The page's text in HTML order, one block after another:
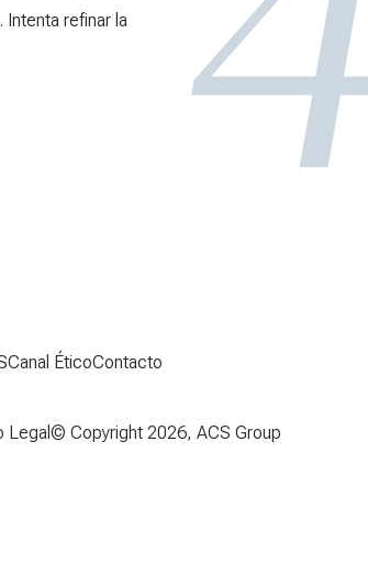
Intenta refinar la
Canal ÉticoContacto
Legal© Copyright 2026, ACS Group